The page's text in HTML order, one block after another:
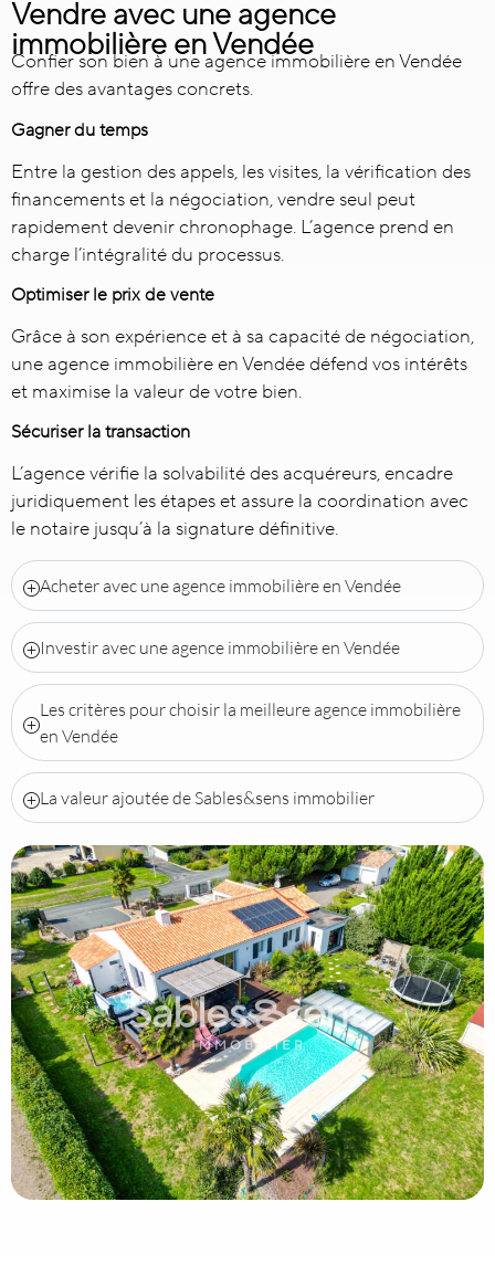
Vendre avec une agence
immobilière en Vendée
Confier son bien à une agence immobilière en Vendée
offre des avantages concrets.
Gagner du temps
Entre la gestion des appels, les visites, la vérification des
financements et la négociation, vendre seul peut
rapidement devenir chronophage. L’agence prend en
charge l’intégralité du processus.
Optimiser le prix de vente
Grâce à son expérience et à sa capacité de négociation,
une agence immobilière en Vendée défend vos intérêts
et maximise la valeur de votre bien.
Sécuriser la transaction
L’agence vérifie la solvabilité des acquéreurs, encadre
juridiquement les étapes et assure la coordination avec
le notaire jusqu’à la signature définitive.
Acheter avec une agence immobilière en Vendée
Investir avec une agence immobilière en Vendée
Les critères pour choisir la meilleure agence immobilière
en Vendée
La valeur ajoutée de Sables&sens immobilier